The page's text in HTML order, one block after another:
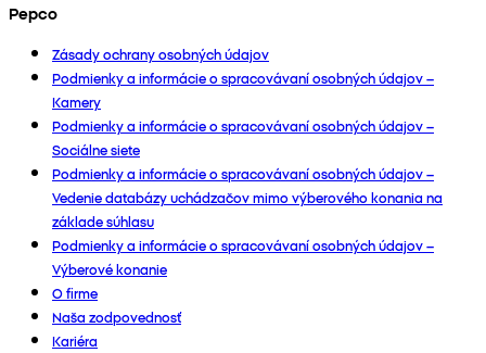
Pepco
Zásady ochrany osobných údajov
Podmienky a informácie o spracovávaní osobných údajov –
Kamery
Podmienky a informácie o spracovávaní osobných údajov –
Sociálne siete
Podmienky a informácie o spracovávaní osobných údajov –
Vedenie databázy uchádzačov mimo výberového konania na
základe súhlasu
Podmienky a informácie o spracovávaní osobných údajov –
Výberové konanie
O firme
Naša zodpovednosť
Kariéra